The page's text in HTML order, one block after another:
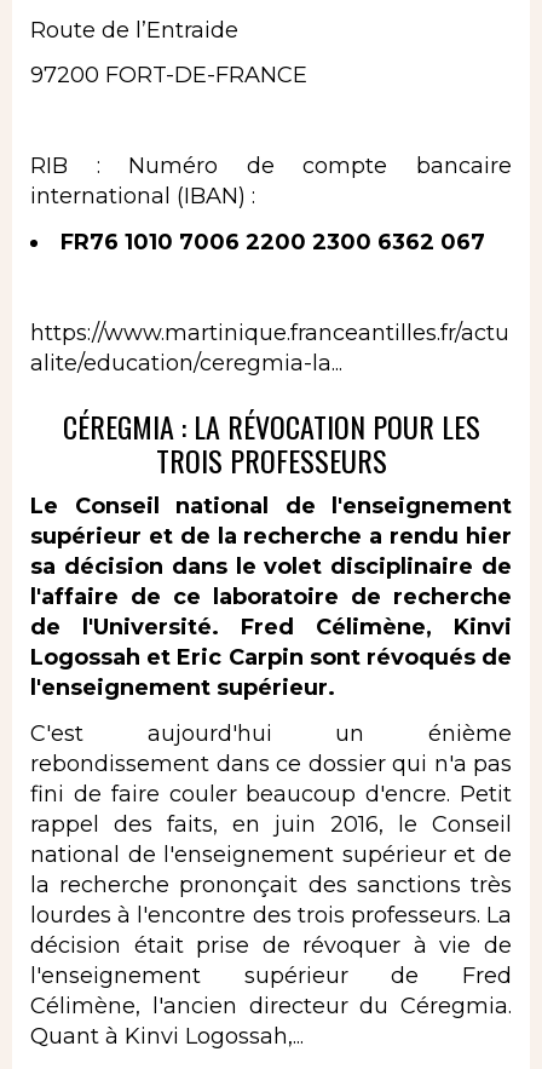
Route de l’Entraide
97200 FORT-DE-FRANCE
RIB : Numéro de compte bancaire
international (IBAN) :
FR76 1010 7006 2200 2300 6362 067
https://www.martinique.franceantilles.fr/actu
alite/education/ceregmia-la...
CÉREGMIA : LA RÉVOCATION POUR LES
TROIS PROFESSEURS
Le Conseil national de l'enseignement
supérieur et de la recherche a rendu hier
sa décision dans le volet disciplinaire de
l'affaire de ce laboratoire de recherche
de l'Université. Fred Célimène, Kinvi
Logossah et Eric Carpin sont révoqués de
l'enseignement supérieur.
C'est aujourd'hui un énième
rebondissement dans ce dossier qui n'a pas
fini de faire couler beaucoup d'encre. Petit
rappel des faits, en juin 2016, le Conseil
national de l'enseignement supérieur et de
la recherche prononçait des sanctions très
lourdes à l'encontre des trois professeurs. La
décision était prise de révoquer à vie de
l'enseignement supérieur de Fred
Célimène, l'ancien directeur du Céregmia.
Quant à Kinvi Logossah,...